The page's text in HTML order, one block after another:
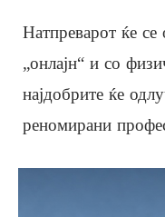
Натпреварот ќе
„онлајн“ и со
најдобрите ќе
реномирани